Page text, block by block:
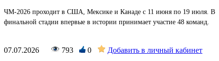
ЧМ‑2026 проходит в США, Мексике и Канаде с 11 июня по 19 июля. В
финальной стадии впервые в истории принимает участие 48 команд.
07.07.2026 793 0 Добавить в личный кабинет